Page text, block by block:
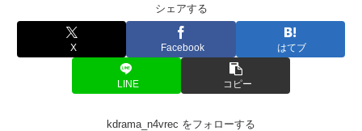
シェアする
X Facebook はてブ
LINE コピー
kdrama_n4vrec をフォローする